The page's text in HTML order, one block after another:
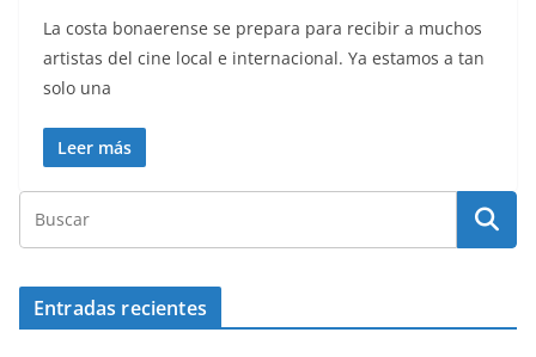
La costa bonaerense se prepara para recibir a muchos
artistas del cine local e internacional. Ya estamos a tan
solo una
Leer más
Entradas recientes